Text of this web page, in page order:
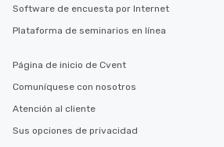
Software de encuesta por Internet
Plataforma de seminarios en línea
Página de inicio de Cvent
Comuníquese con nosotros
Atención al cliente
Sus opciones de privacidad